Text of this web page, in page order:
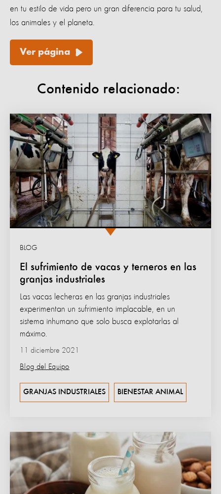
en tu estilo de vida pero un gran diferencia para tu salud,
los animales y el planeta.
Ver página
Contenido relacionado:
El sufrimiento de vacas y terneros en las
granjas industriales
BLOG
Las vacas lecheras en las granjas industriales
experimentan un sufrimiento implacable, en un
sistema inhumano que solo busca explotarlas al
máximo.
11 diciembre 2021
Blog del Equipo
GRANJAS INDUSTRIALES BIENESTAR ANIMAL